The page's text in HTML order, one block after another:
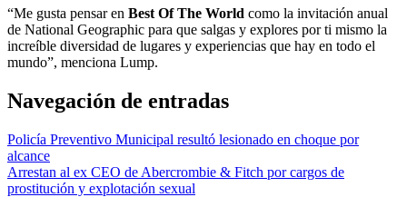
“Me gusta pensar en Best Of The World como la invitación anual
de National Geographic para que salgas y explores por ti mismo la
increíble diversidad de lugares y experiencias que hay en todo el
mundo”, menciona Lump.
Navegación de entradas
Policía Preventivo Municipal resultó lesionado en choque por
alcance
Arrestan al ex CEO de Abercrombie & Fitch por cargos de
prostitución y explotación sexual